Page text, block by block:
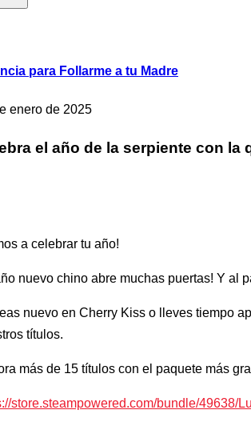
para Follarme a tu Madre
enero de 2025
el año de la serpiente con la
a celebrar tu año!
nuevo chino abre muchas puertas! Y al
nuevo en Cherry Kiss o lleves tiempo
títulos.
más de 15 títulos con el paquete más
store.steampowered.com/bundle/49638/